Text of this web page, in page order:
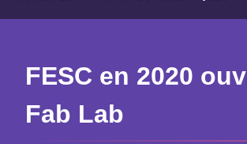
FESC en 2020
Fab Lab